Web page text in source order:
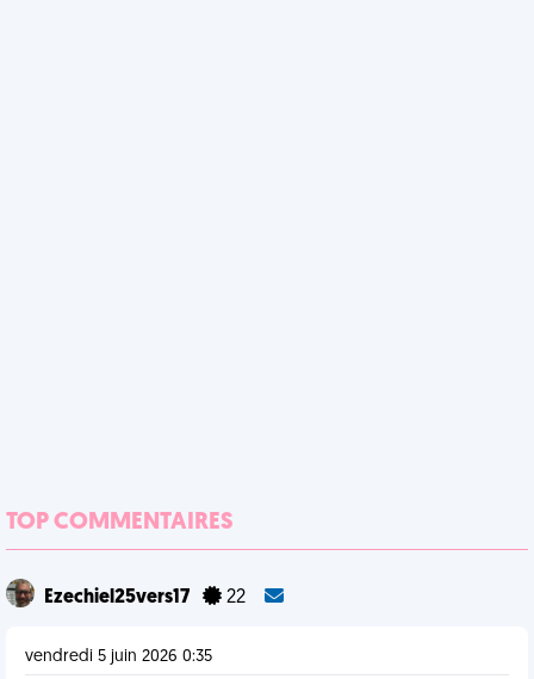
TOP COMMENTAIRES
Ezechiel25vers17 22
vendredi 5 juin 2026 0:35